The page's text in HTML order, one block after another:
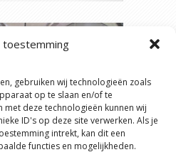
toestemming
gebruiken wij technologieën zoals
op te slaan en/of te
deze technologieën kunnen wij
ID's op deze site verwerken. Als je
intrekt, kan dit een
functies en mogelijkheden.